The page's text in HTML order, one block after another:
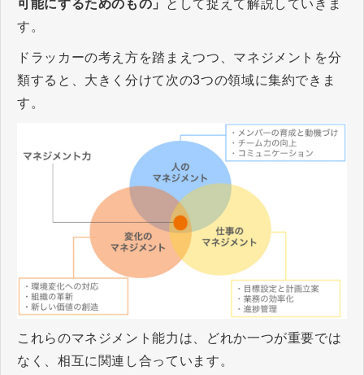
可能にするためのもの」
として捉えて解説していきま
す。
ドラッカーの考え方を踏まえつつ、マネジメントを分
類すると、大きく分けて次の3つの領域に集約できま
す。
これらのマネジメント能力は、どれか一つが重要では
なく、相互に関連し合っています。